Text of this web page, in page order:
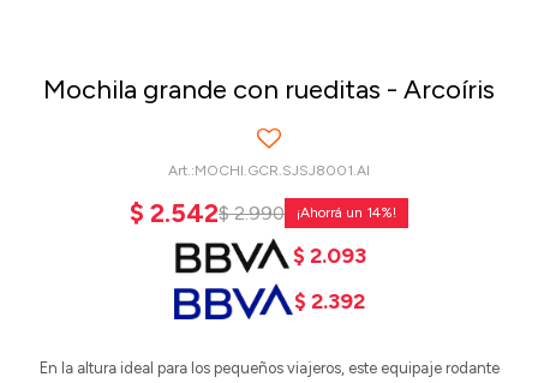
Mochila grande con rueditas - Arcoíris
MOCHI.GCR.SJSJ8001.AI
$ 2.542$ 2.990 14
$ 2.093
$ 2.392
En la altura ideal para los pequeños viajeros, este equipaje rodante